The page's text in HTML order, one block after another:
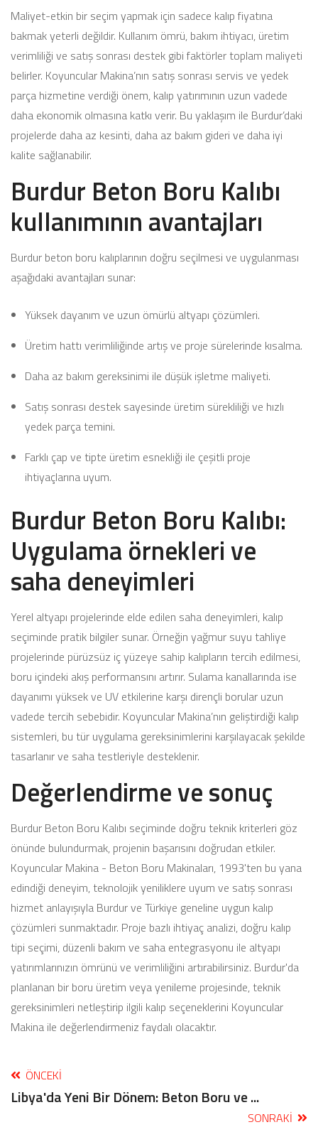
Maliyet-etkin bir seçim yapmak için sadece kalıp fiyatına
bakmak yeterli değildir. Kullanım ömrü, bakım ihtiyacı, üretim
verimliliği ve satış sonrası destek gibi faktörler toplam maliyeti
belirler. Koyuncular Makina’nın satış sonrası servis ve yedek
parça hizmetine verdiği önem, kalıp yatırımının uzun vadede
daha ekonomik olmasına katkı verir. Bu yaklaşım ile Burdur’daki
projelerde daha az kesinti, daha az bakım gideri ve daha iyi
kalite sağlanabilir.
Burdur Beton Boru Kalıbı
kullanımının avantajları
Burdur beton boru kalıplarının doğru seçilmesi ve uygulanması
aşağıdaki avantajları sunar:
Yüksek dayanım ve uzun ömürlü altyapı çözümleri.
Üretim hattı verimliliğinde artış ve proje sürelerinde kısalma.
Daha az bakım gereksinimi ile düşük işletme maliyeti.
Satış sonrası destek sayesinde üretim sürekliliği ve hızlı
yedek parça temini.
Farklı çap ve tipte üretim esnekliği ile çeşitli proje
ihtiyaçlarına uyum.
Burdur Beton Boru Kalıbı:
Uygulama örnekleri ve
saha deneyimleri
Yerel altyapı projelerinde elde edilen saha deneyimleri, kalıp
seçiminde pratik bilgiler sunar. Örneğin yağmur suyu tahliye
projelerinde pürüzsüz iç yüzeye sahip kalıpların tercih edilmesi,
boru içindeki akış performansını artırır. Sulama kanallarında ise
dayanımı yüksek ve UV etkilerine karşı dirençli borular uzun
vadede tercih sebebidir. Koyuncular Makina’nın geliştirdiği kalıp
sistemleri, bu tür uygulama gereksinimlerini karşılayacak şekilde
tasarlanır ve saha testleriyle desteklenir.
Değerlendirme ve sonuç
Burdur Beton Boru Kalıbı seçiminde doğru teknik kriterleri göz
önünde bulundurmak, projenin başarısını doğrudan etkiler.
Koyuncular Makina - Beton Boru Makinaları, 1993'ten bu yana
edindiği deneyim, teknolojik yeniliklere uyum ve satış sonrası
hizmet anlayışıyla Burdur ve Türkiye geneline uygun kalıp
çözümleri sunmaktadır. Proje bazlı ihtiyaç analizi, doğru kalıp
tipi seçimi, düzenli bakım ve saha entegrasyonu ile altyapı
yatırımlarınızın ömrünü ve verimliliğini artırabilirsiniz. Burdur'da
planlanan bir boru üretim veya yenileme projesinde, teknik
gereksinimleri netleştirip ilgili kalıp seçeneklerini Koyuncular
Makina ile değerlendirmeniz faydalı olacaktır.
ÖNCEKI
Libya'da Yeni Bir Dönem: Beton Boru ve ...
SONRAKI